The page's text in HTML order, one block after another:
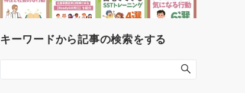
キーワードから記事の検索をする